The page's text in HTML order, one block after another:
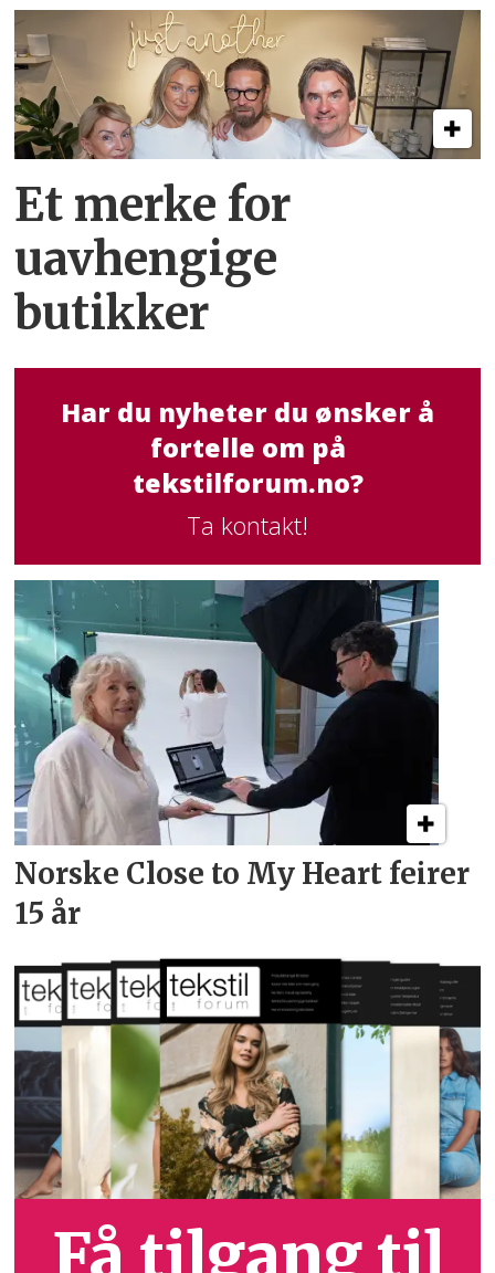
Et merke for
uavhengige
butikker
Har du nyheter du ønsker å
fortelle om på
tekstilforum.no?
Ta kontakt!
Norske Close to My Heart feirer
15 år
Få tilgang til